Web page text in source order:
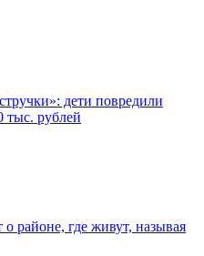
дети повредили
тыс. рублей
районе, где живут, называя